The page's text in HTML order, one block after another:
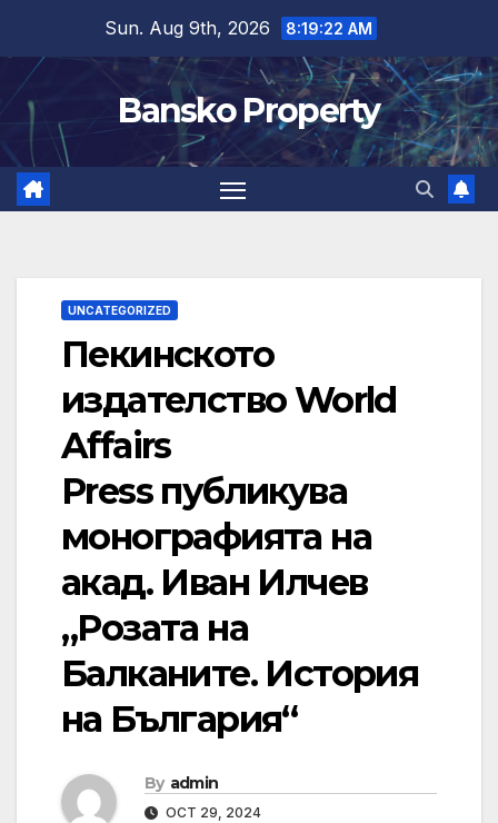
content
Sun. Aug 9th, 2026 8:19:23 AM
Bansko Property
UNCATEGORIZED
Пекинското
издателство World
Affairs
Press публикува
монографията на
акад. Иван Илчев
„Розата на
Балканите. История
на България“
By admin
OCT 29, 2024